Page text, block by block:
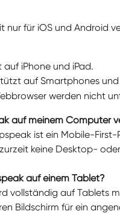
nur für iOS und Android
iPhone und iPad.
auf Smartphones und
werden nicht
auf meinem Computer
ist ein Mobile-
keine Desktop-
auf einem Tablet?
vollständig auf Tablets
Bildschirm für ein